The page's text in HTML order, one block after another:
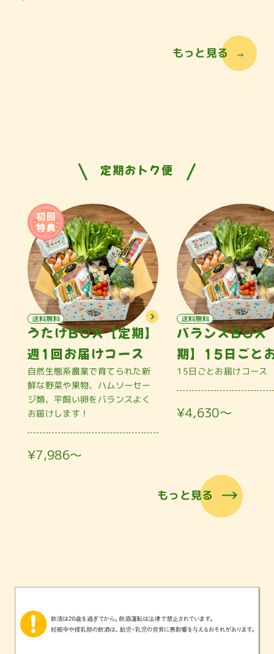
もっと見る
定期おトク便
うたげBOX【定期】
週1回お届けコース
自然生態系農業で育てられた新
鮮な野菜や果物、ハムソーセー
ジ類、平飼い卵をバランスよく
お届けします！
¥7,986〜
バランスBOX
期】15日ごと
15日ごとお届けコース
¥4,630〜
もっと見る